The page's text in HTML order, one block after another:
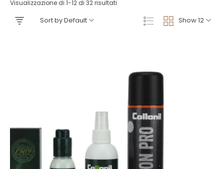
Visualizzazione di 1-12 di 32 risultati
Show 12
Sort by Default